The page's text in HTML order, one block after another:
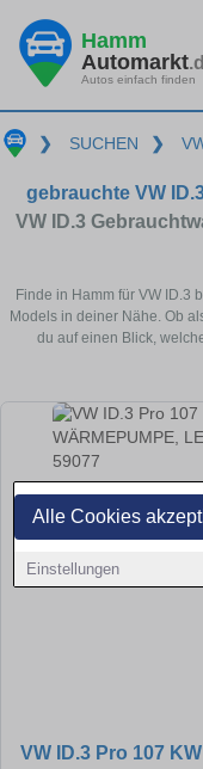
Alle Cookies
Einstellungen
Hamm
Automarkt
Autos einfach finden
❯ SUCHEN ❯
gebrauchte VW
VW ID.3
Finde in Hamm für VW ID.3
Models in deiner Nähe. Ob
du auf einen Blick,
VW ID.3 Pro 107